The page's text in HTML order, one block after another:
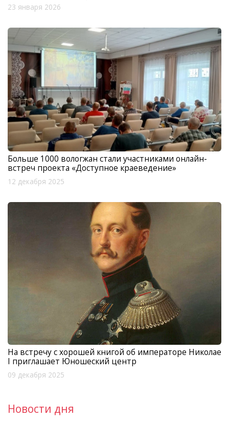
23 января 2026
Больше 1000 вологжан стали участниками онлайн-
встреч проекта «Доступное краеведение»
12 декабря 2025
На встречу с хорошей книгой об императоре Николае
I приглашает Юношеский центр
09 декабря 2025
Новости дня